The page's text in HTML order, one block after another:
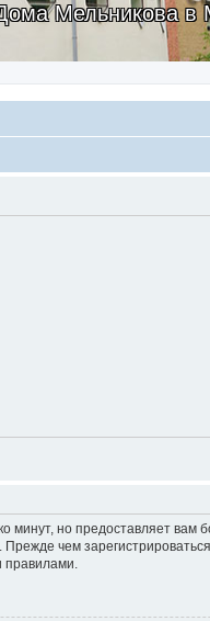
Мельникова в
минут, но предоставляет
чем
правилами.